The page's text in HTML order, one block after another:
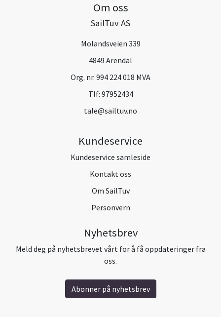
Om oss
SailTuv AS
Molandsveien 339
4849 Arendal
Org. nr. 994 224 018 MVA
Tlf: 97952434
tale@sailtuv.no
Kundeservice
Kundeservice samleside
Kontakt oss
Om SailTuv
Personvern
Nyhetsbrev
Meld deg på nyhetsbrevet vårt for å få oppdateringer fra
oss.
Abonner på nyhetsbrev